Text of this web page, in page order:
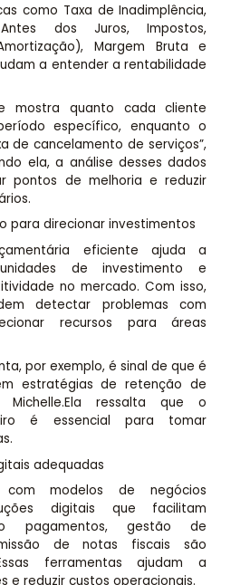
como Taxa de Inadimplência,
dos Juros, Impostos,
Margem Bruta e
a entender a rentabilidade
mostra quanto cada cliente
específico, enquanto o
de cancelamento de serviços”,
ela, a análise desses dados
pontos de melhoria e reduzir
para direcionar investimentos
eficiente ajuda a
de investimento e
no mercado. Com isso,
detectar problemas com
recursos para áreas
por exemplo, é sinal de que é
estratégias de retenção de
Michelle.Ela ressalta que o
é essencial para tomar
adequadas
com modelos de negócios
digitais que facilitam
pagamentos, gestão de
de notas fiscais são
ferramentas ajudam a
e reduzir custos operacionais.